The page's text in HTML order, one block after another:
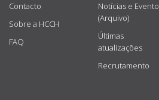
Contacto
Sobre a HCCH
FAQ
Notícias e
(Arquivo)
Últimas
atualizações
Recrutamento